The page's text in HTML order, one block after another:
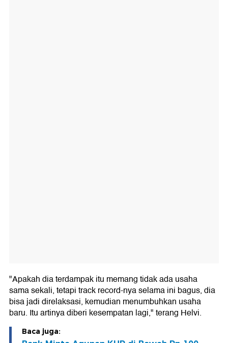
"Apakah dia terdampak itu memang tidak ada usaha
sama sekali, tetapi track record-nya selama ini bagus, dia
bisa jadi direlaksasi, kemudian menumbuhkan usaha
baru. Itu artinya diberi kesempatan lagi," terang Helvi.
Baca juga: